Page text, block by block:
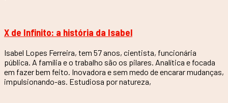
X de Infinito: a história da Isabel
Isabel Lopes Ferreira, tem 57 anos, cientista, funcionária
pública. A família e o trabalho são os pilares. Analítica e focada
em fazer bem feito. Inovadora e sem medo de encarar mudanças,
impulsionando-as. Estudiosa por natureza,